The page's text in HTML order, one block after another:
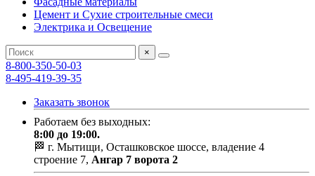
Цемент и Сухие строительные смеси
Электрика и Освещение
×
8-800-350-50-03
8-495-419-39-35
Заказать звонок
Работаем без выходных:
8:00 до 19:00.
🏁 г. Мытищи, Осташковское шоссе, владение 4
строение 7, Ангар 7 ворота 2